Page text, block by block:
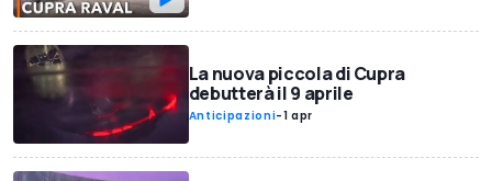
La nuova piccola di Cupra
debutterà il 9 aprile
Anticipazioni-1 apr